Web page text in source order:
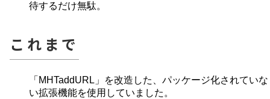
待するだけ無駄。
これまで
「MHTaddURL」を改造した、パッケージ化されていな
い拡張機能を使用していました。